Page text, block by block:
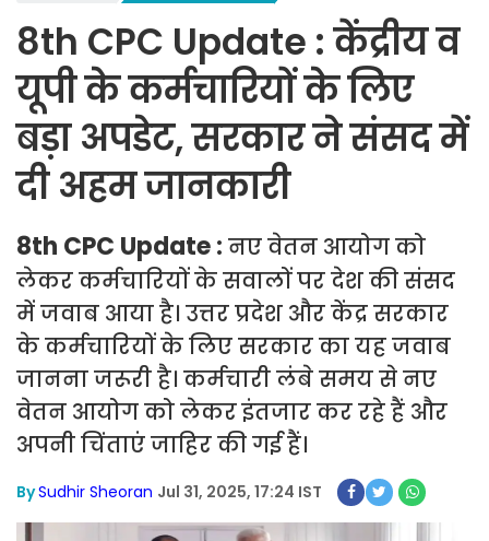
8th CPC Update : केंद्रीय व
यूपी के कर्मचारियों के लिए
बड़ा अपडेट, सरकार ने संसद में
दी अहम जानकारी
8th CPC Update : नए वेतन आयोग को
लेकर कर्मचारियों के सवालों पर देश की संसद
में जवाब आया है। उत्तर प्रदेश और केंद्र सरकार
के कर्मचारियों के लिए सरकार का यह जवाब
जानना जरूरी है। कर्मचारी लंबे समय से नए
वेतन आयोग को लेकर इंतजार कर रहे हैं और
अपनी चिंताएं जाहिर की गई हैं।
BySudhir Sheoran Jul 31, 2025, 17:24 IST